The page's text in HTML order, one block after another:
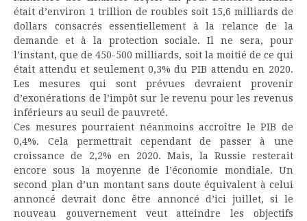
était d’environ 1 trillion de roubles soit 15,6 milliards de
dollars consacrés essentiellement à la relance de la
demande et à la protection sociale. Il ne sera, pour
l’instant, que de 450-500 milliards, soit la moitié de ce qui
était attendu et seulement 0,3% du PIB attendu en 2020.
Les mesures qui sont prévues devraient provenir
d’exonérations de l’impôt sur le revenu pour les revenus
inférieurs au seuil de pauvreté.
Ces mesures pourraient néanmoins accroître le PIB de
0,4%. Cela permettrait cependant de passer à une
croissance de 2,2% en 2020. Mais, la Russie resterait
encore sous la moyenne de l’économie mondiale. Un
second plan d’un montant sans doute équivalent à celui
annoncé devrait donc être annoncé d’ici juillet, si le
nouveau gouvernement veut atteindre les objectifs